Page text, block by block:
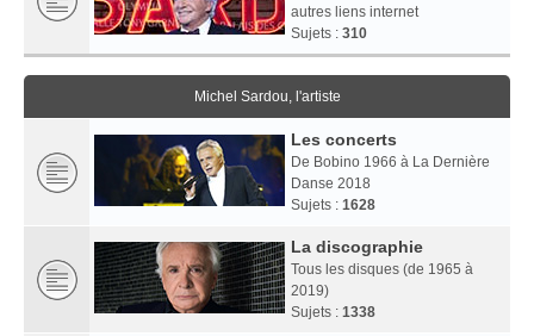
autres liens internet
Sujets : 310
Michel Sardou, l'artiste
Les concerts
De Bobino 1966 à La Dernière
Danse 2018
Sujets : 1628
La discographie
Tous les disques (de 1965 à
2019)
Sujets : 1338